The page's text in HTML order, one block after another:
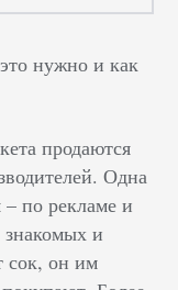
нужно и как
продаются
Одна
– по рекламе и
и
сок, он им